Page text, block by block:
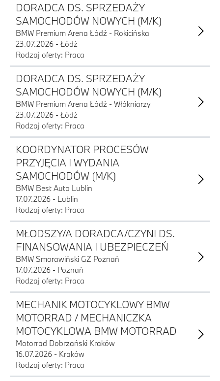
DORADCA DS. SPRZEDAŻY
SAMOCHODÓW NOWYCH (M/K)
BMW Premium Arena Łódź - Rokicińska
23.07.2026 - Łódź
Rodzaj oferty: Praca
DORADCA DS. SPRZEDAŻY
SAMOCHODÓW NOWYCH (M/K)
BMW Premium Arena Łódź - Włókniarzy
23.07.2026 - Łódź
Rodzaj oferty: Praca
KOORDYNATOR PROCESÓW
PRZYJĘCIA I WYDANIA
SAMOCHODÓW (M/K)
BMW Best Auto Lublin
17.07.2026 - Lublin
Rodzaj oferty: Praca
MŁODSZY/A DORADCA/CZYNI DS.
FINANSOWANIA I UBEZPIECZEŃ
BMW Smorawiński GZ Poznań
17.07.2026 - Poznań
Rodzaj oferty: Praca
MECHANIK MOTOCYKLOWY BMW
MOTORRAD / MECHANICZKA
MOTOCYKLOWA BMW MOTORRAD
Motorrad Dobrzański Kraków
16.07.2026 - Kraków
Rodzaj oferty: Praca